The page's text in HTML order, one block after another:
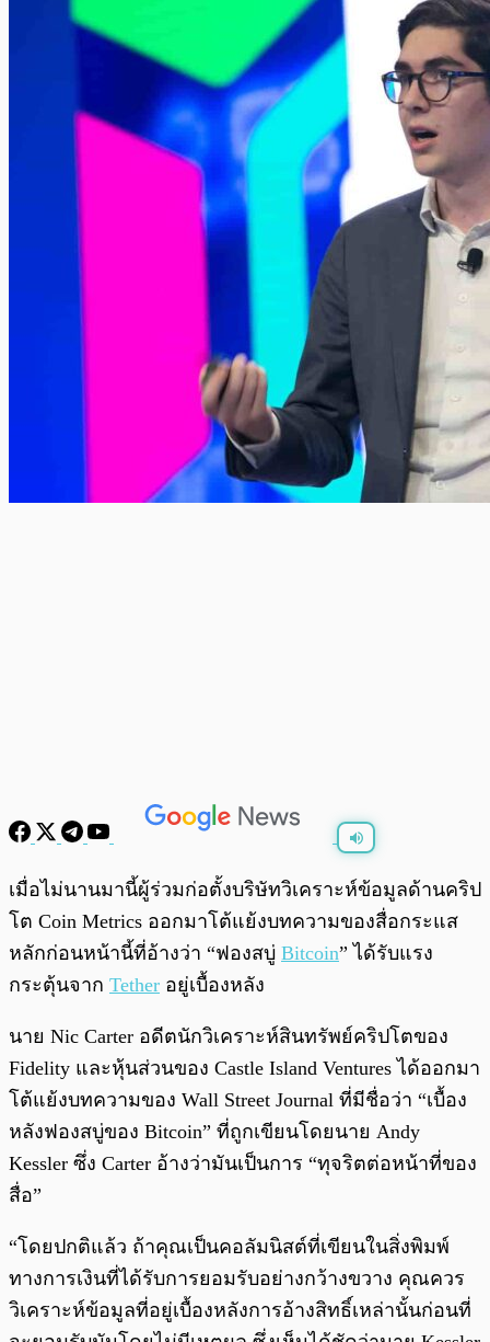
0:00 /0:00
เมื่อไม่นานมานี้ผู้ร่วมก่อตั้งบริษัทวิเคราะห์ข้อมูลด้านคริป
โต Coin Metrics ออกมาโต้แย้งบทความของสื่อกระแส
หลักก่อนหน้านี้ที่อ้างว่า “ฟองสบู่ Bitcoin” ได้รับแรง
กระตุ้นจาก Tether อยู่เบื้องหลัง
นาย Nic Carter อดีตนักวิเคราะห์สินทรัพย์คริปโตของ
Fidelity และหุ้นส่วนของ Castle Island Ventures ได้ออกมา
โต้แย้งบทความของ Wall Street Journal ที่มีชื่อว่า “เบื้อง
หลังฟองสบู่ของ Bitcoin” ที่ถูกเขียนโดยนาย Andy
Kessler ซึ่ง Carter อ้างว่ามันเป็นการ “ทุจริตต่อหน้าที่ของ
สื่อ”
“โดยปกติแล้ว ถ้าคุณเป็นคอลัมนิสต์ที่เขียนในสิ่งพิมพ์
ทางการเงินที่ได้รับการยอมรับอย่างกว้างขวาง คุณควร
วิเคราะห์ข้อมูลที่อยู่เบื้องหลังการอ้างสิทธิ์เหล่านั้นก่อนที่